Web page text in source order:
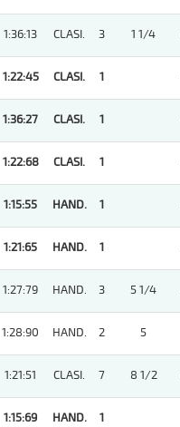
1:36:13 CLASI. 3 1 1/4
1:22:45 CLASI. 1
1:36:27 CLASI. 1
1:22:68 CLASI. 1
1:15:55 HAND. 1
1:21:65 HAND. 1
1:27:79 HAND. 3 5 1/4
1:28:90 HAND. 2 5
1:21:51 CLASI. 7 8 1/2
1:15:69 HAND. 1